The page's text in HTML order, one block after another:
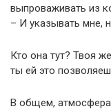
выпроваживать из
– И указывать мне,
Кто она тут? Твоя
ты ей это
В общем,